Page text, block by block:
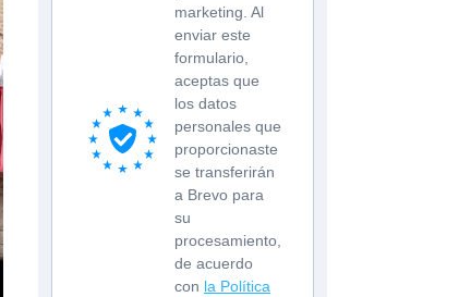
marketing. Al
enviar este
formulario,
aceptas que
los datos
personales que
proporcionaste
se transferirán
a Brevo para
su
procesamiento,
de acuerdo
con la Política